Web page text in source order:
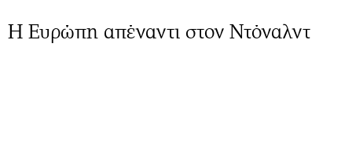
Η Ευρώπη απέναντι στον Ντόναλντ